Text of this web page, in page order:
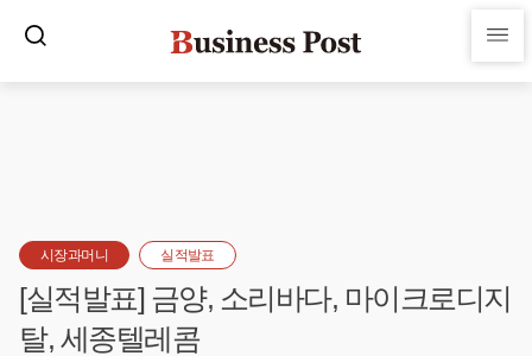
시장과머니 실적발표
[실적발표] 금양, 소리바다, 마이크로디지
탈, 세종텔레콤